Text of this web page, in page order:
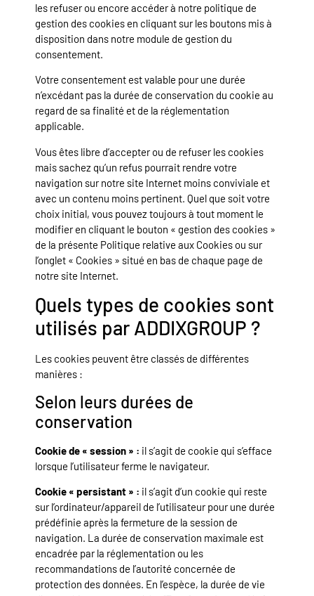
les refuser ou encore accéder à notre politique de
gestion des cookies en cliquant sur les boutons mis à
disposition dans notre module de gestion du
consentement.
Votre consentement est valable pour une durée
n’excédant pas la durée de conservation du cookie au
regard de sa finalité et de la réglementation
applicable.
Vous êtes libre d’accepter ou de refuser les cookies
mais sachez qu’un refus pourrait rendre votre
navigation sur notre site Internet moins conviviale et
avec un contenu moins pertinent. Quel que soit votre
choix initial, vous pouvez toujours à tout moment le
modifier en cliquant le bouton « gestion des cookies »
de la présente Politique relative aux Cookies ou sur
l’onglet « Cookies » situé en bas de chaque page de
notre site Internet.
Quels types de cookies sont
utilisés par ADDIXGROUP ?
Les cookies peuvent être classés de différentes
manières :
Selon leurs durées de
conservation
Cookie de « session » : il s’agit de cookie qui s’efface
lorsque l’utilisateur ferme le navigateur.
Cookie « persistant » : il s’agit d’un cookie qui reste
sur l’ordinateur/appareil de l’utilisateur pour une durée
prédéfinie après la fermeture de la session de
navigation. La durée de conservation maximale est
encadrée par la réglementation ou les
recommandations de l’autorité concernée de
protection des données. En l’espèce, la durée de vie